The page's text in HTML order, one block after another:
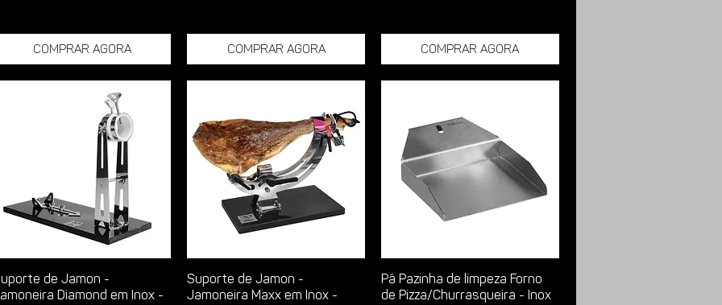
Comprar Agora Comprar Agora Comprar Agora
de Jamon -
Diamond em Inox -
Suporte de Jamon -
Jamoneira Maxx em Inox -
Pá Pazinha de limpeza Forno
de Pizza/Churrasqueira - Inox